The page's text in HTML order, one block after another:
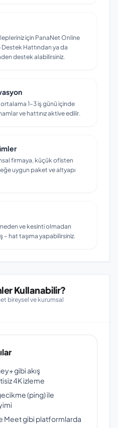
için PanaNet Online
Hattından ya da
destek alabilirsiniz.
1–3 iş günü içinde
ve hattınız aktive edilir.
firmaya, küçük ofisten
uygun paket ve altyapı
ve kesinti olmadan
hat taşıma yapabilirsiniz.
Kullanabilir?
bireysel ve kurumsal
gibi akış
4K izleme
(ping) ile
Meet gibi platformlarda